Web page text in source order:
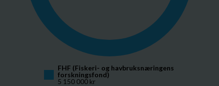
FHF (Fiskeri- og havbruksnæringens
forskningsfond)
5 150 000 kr